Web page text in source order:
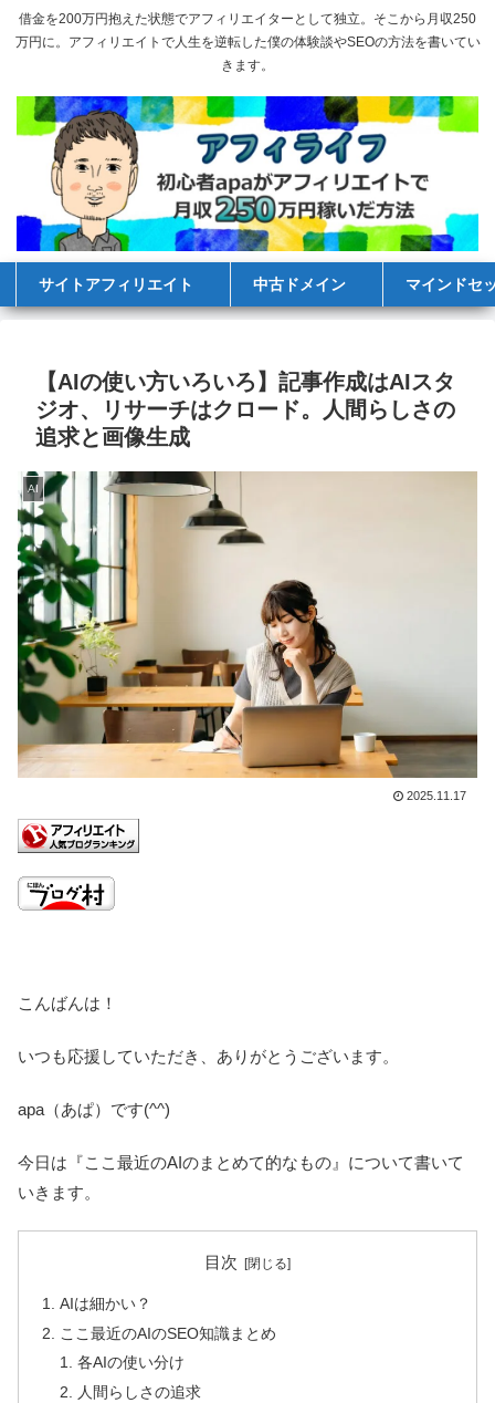
借金を200万円抱えた状態でアフィリエイターとして独立。そこから月収250
万円に。アフィリエイトで人生を逆転した僕の体験談やSEOの方法を書いてい
きます。
サイトアフィリエイト 中古ドメイン マインドセ
【AIの使い方いろいろ】記事作成はAIスタ
ジオ、リサーチはクロード。人間らしさの
追求と画像生成
AI
2025.11.17
こんばんは！
いつも応援していただき、ありがとうございます。
apa（あぱ）です(^^)
今日は『ここ最近のAIのまとめて的なもの』について書いて
いきます。
目次
AIは細かい？
ここ最近のAIのSEO知識まとめ
各AIの使い分け
人間らしさの追求